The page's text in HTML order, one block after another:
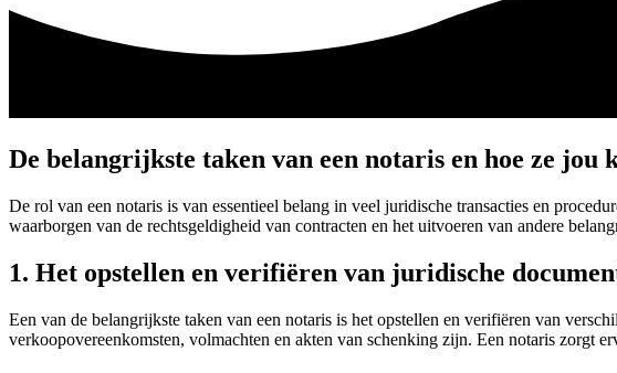
De belangrijkste taken van een notaris en hoe ze jou
De rol van een notaris is van essentieel belang in veel juridische transacties en
waarborgen van de rechtsgeldigheid van contracten en het uitvoeren van andere
1. Het opstellen en verifiëren van juridische
Een van de belangrijkste taken van een notaris is het opstellen en verifiëren van
verkoopovereenkomsten, volmachten en akten van schenking zijn. Een notaris zorgt